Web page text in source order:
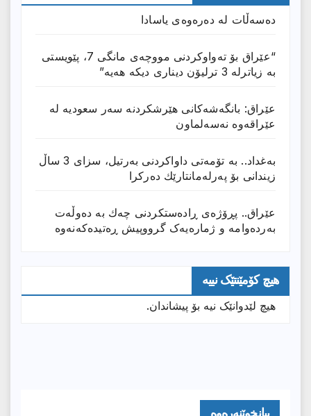
دەسەڵات لە دەرەوەی یاسادا
“عێراق بۆ تەواوکردنی مووچەی مانگى 7، پێویستی
بە زیاترلە 3 ترلیۆن دیناری دیکە هەیە”
عێراق: بانگەشەكانی هێرشكردنە سەر سعودیە لە
عێراقەوە نەسەلماون
بەغداد.. بە تۆمەتی داواكردنی بەرتیل، سزای 3 ساڵ
زیندانی بۆ پەرلەمانتارێك دەركرا
عێراق.. پڕۆژەی ڕادەستكردنی چەك بە دەوڵەت
بەردەوامە و ژمارەیەک گرووپیش ڕەتیدەکەنەوە
هیچ کۆمێنتێک نییە
هیچ لێدوانێک نیە بۆ پیشاندان.